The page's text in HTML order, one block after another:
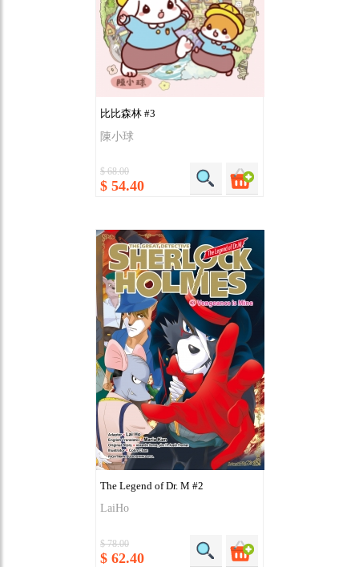
比比森林 #3
陳小球
$ 68.00
$ 54.40
The Legend of Dr. M #2
LaiHo
$ 78.00
$ 62.40